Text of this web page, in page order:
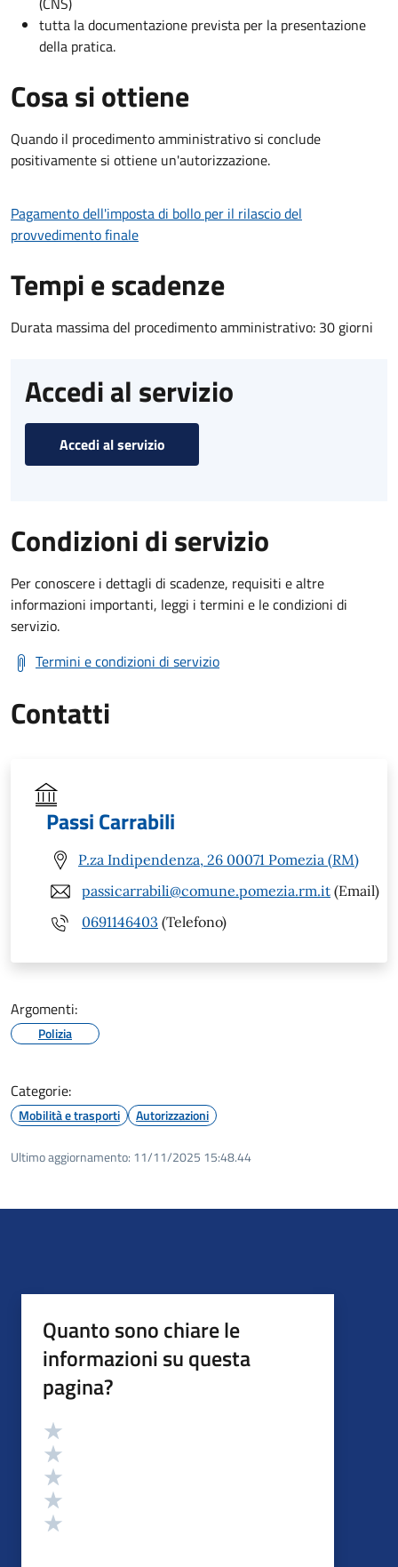
tutta la documentazione prevista per la presentazione
della pratica.
Cosa si ottiene
Quando il procedimento amministrativo si conclude
positivamente si ottiene un'autorizzazione.
Pagamento dell'imposta di bollo per il rilascio del
provvedimento finale
Tempi e scadenze
Durata massima del procedimento amministrativo: 30 giorni
Accedi al servizio
Accedi al servizio
Condizioni di servizio
Per conoscere i dettagli di scadenze, requisiti e altre
informazioni importanti, leggi i termini e le condizioni di
servizio.
Termini e condizioni di servizio
Contatti
Passi Carrabili
P.za Indipendenza, 26 00071 Pomezia (RM)
passicarrabili@comune.pomezia.rm.it (Email)
0691146403 (Telefono)
Argomenti:
Polizia
Categorie:
Mobilità e trasporti Autorizzazioni
Ultimo aggiornamento: 11/11/2025 15:48.44
Quanto sono chiare le
informazioni su questa
pagina?
Valutazione